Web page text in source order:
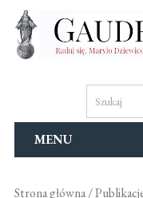
MENU
Strona główna/